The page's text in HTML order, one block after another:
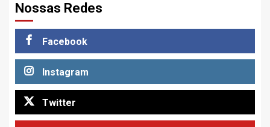
Nossas Redes
Facebook
Instagram
Twitter